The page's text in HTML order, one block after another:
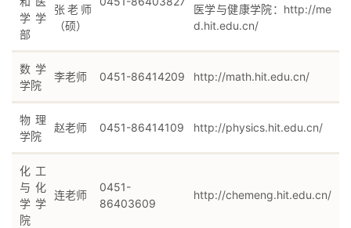
学学
部
张老师
（硕）
医学与健康学院： http://me
d.hit.edu.cn/
数学
学院
李老师 0451-86414209 http://math.hit.edu.cn/
物理
学院
赵老师 0451-86414109 http://physics.hit.edu.cn/
化工
与化
学学
院
连老师
0451-
86403609
http://chemeng.hit.edu.cn/